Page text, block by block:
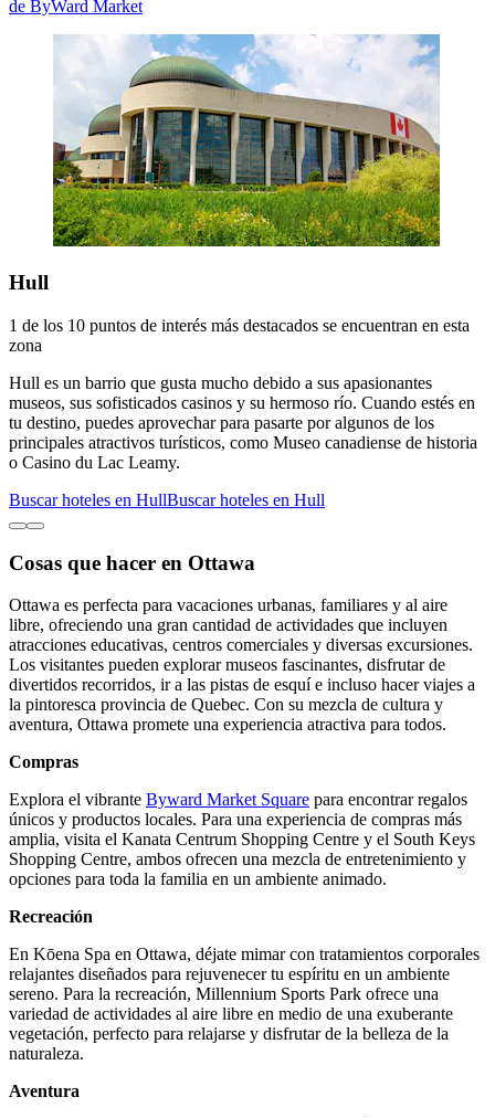
de ByWard Market
Hull
1 de los 10 puntos de interés más destacados se encuentran en esta
zona
Hull es un barrio que gusta mucho debido a sus apasionantes
museos, sus sofisticados casinos y su hermoso río. Cuando estés en
tu destino, puedes aprovechar para pasarte por algunos de los
principales atractivos turísticos, como Museo canadiense de historia
o Casino du Lac Leamy.
Buscar hoteles en HullBuscar hoteles en Hull
Cosas que hacer en Ottawa
Ottawa es perfecta para vacaciones urbanas, familiares y al aire
libre, ofreciendo una gran cantidad de actividades que incluyen
atracciones educativas, centros comerciales y diversas excursiones.
Los visitantes pueden explorar museos fascinantes, disfrutar de
divertidos recorridos, ir a las pistas de esquí e incluso hacer viajes a
la pintoresca provincia de Quebec. Con su mezcla de cultura y
aventura, Ottawa promete una experiencia atractiva para todos.
Compras
Explora el vibrante Byward Market Square para encontrar regalos
únicos y productos locales. Para una experiencia de compras más
amplia, visita el Kanata Centrum Shopping Centre y el South Keys
Shopping Centre, ambos ofrecen una mezcla de entretenimiento y
opciones para toda la familia en un ambiente animado.
Recreación
En Kōena Spa en Ottawa, déjate mimar con tratamientos corporales
relajantes diseñados para rejuvenecer tu espíritu en un ambiente
sereno. Para la recreación, Millennium Sports Park ofrece una
variedad de actividades al aire libre en medio de una exuberante
vegetación, perfecto para relajarse y disfrutar de la belleza de la
naturaleza.
Aventura